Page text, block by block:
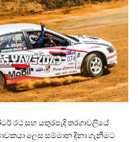
රථ සහ යතුරපැදි තරගාවලියේ
ලෙස සම්මාන දිනා ගැනීමට